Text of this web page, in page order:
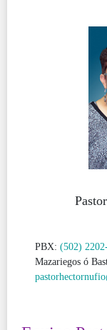
PBX:(502)
Mazariegos ó